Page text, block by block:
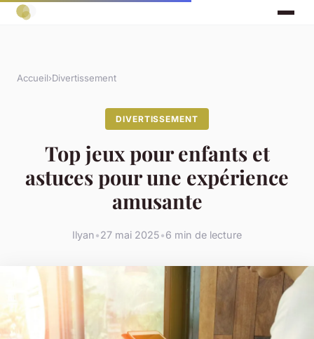
Accueil›Divertissement
DIVERTISSEMENT
Top jeux pour enfants et
astuces pour une expérience
amusante
Ilyan•27 mai 2025•6 min de lecture